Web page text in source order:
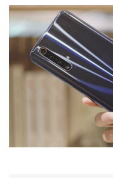
捷又时尚；而在需要长
肩背的方式，能有效分